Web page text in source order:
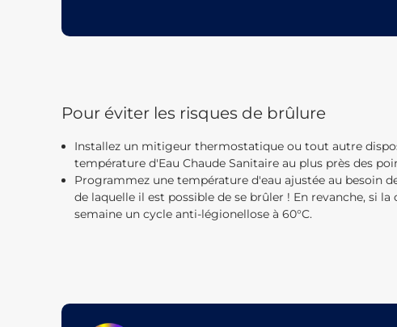
Pour éviter les risques de brûlure
Installez un mitigeur thermostatique ou tout autre
température d'Eau Chaude Sanitaire au plus près des
Programmez une température d'eau ajustée au besoin
de laquelle il est possible de se brûler ! En revanche, si
semaine un cycle anti-légionellose à 60°C.